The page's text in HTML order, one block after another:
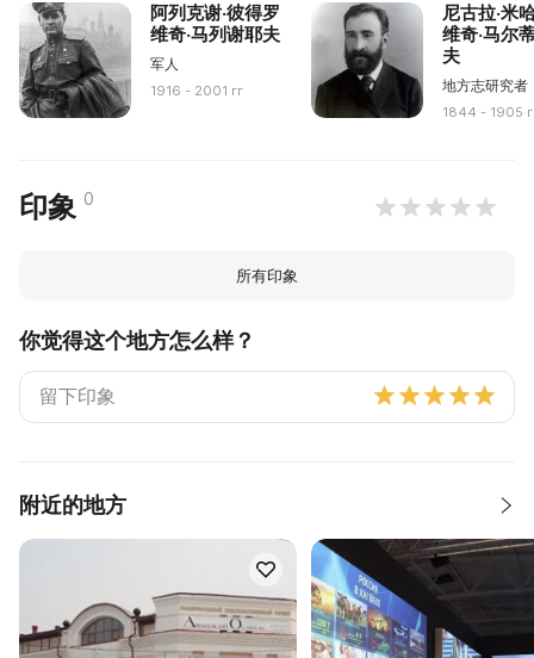
阿列克谢·彼得罗
维奇·马列谢耶夫
军人
1916 - 2001 гг
尼古拉·米
维奇·马尔
夫
地方志研究者
1844 - 1905
印象 0
所有印象
你觉得这个地方怎么样？
附近的地方